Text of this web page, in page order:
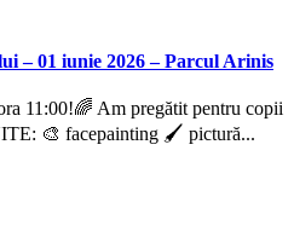
– 01 iunie 2026 – Parcul Arinis
11:00!🌈 Am pregătit pentru copii
🎨 facepainting 🖌️ pictură...